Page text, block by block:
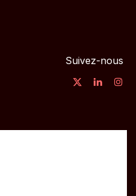
Suivez-nous